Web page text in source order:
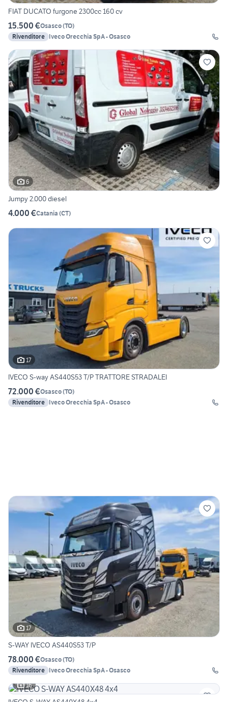
FIAT DUCATO furgone 2300cc 160 cv
15.500 €Osasco(TO)
Rivenditore Iveco Orecchia SpA - Osasco
6
Jumpy 2.000 diesel
4.000 €Catania (CT)
17
IVECO S-way AS440S53 T/P TRATTORE STRADALEI
72.000 €Osasco(TO)
Rivenditore Iveco Orecchia SpA - Osasco
17
S-WAY IVECO AS440S53 T/P
78.000 €Osasco(TO)
Rivenditore Iveco Orecchia SpA - Osasco
16